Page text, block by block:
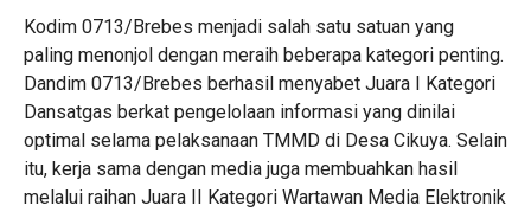
Kodim 0713/Brebes menjadi salah satu satuan yang
paling menonjol dengan meraih beberapa kategori penting.
Dandim 0713/Brebes berhasil menyabet Juara I Kategori
Dansatgas berkat pengelolaan informasi yang dinilai
optimal selama pelaksanaan TMMD di Desa Cikuya. Selain
itu, kerja sama dengan media juga membuahkan hasil
melalui raihan Juara II Kategori Wartawan Media Elektronik